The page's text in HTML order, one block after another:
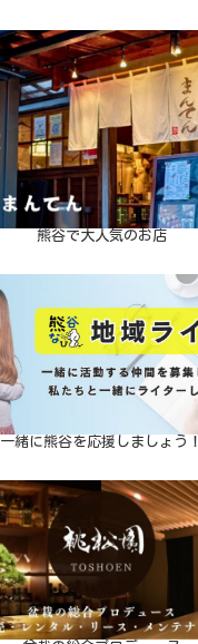
熊谷で大人気のお店
一緒に熊谷を応援しましょう！